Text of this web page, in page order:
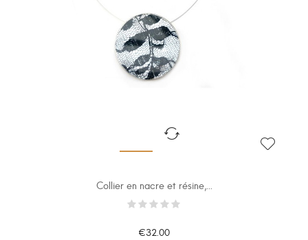
Collier en nacre et résine,...
€32.00